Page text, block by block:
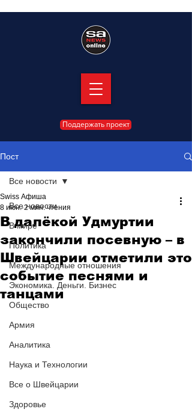
Поддержать проект
Пост
Все новости
В мире
Политика
Международные отношения
Экономика. Деньги. Бизнес
Общество
Армия
Аналитика
Наука и Технологии
Все о Швейцарии
Здоровье
Все новости
В далёкой Удмуртии
закончили посевную – в
Швейцарии отметили это
событие песнями и
танцами
Swiss Афиша
8 июн. 2 мин. чтения